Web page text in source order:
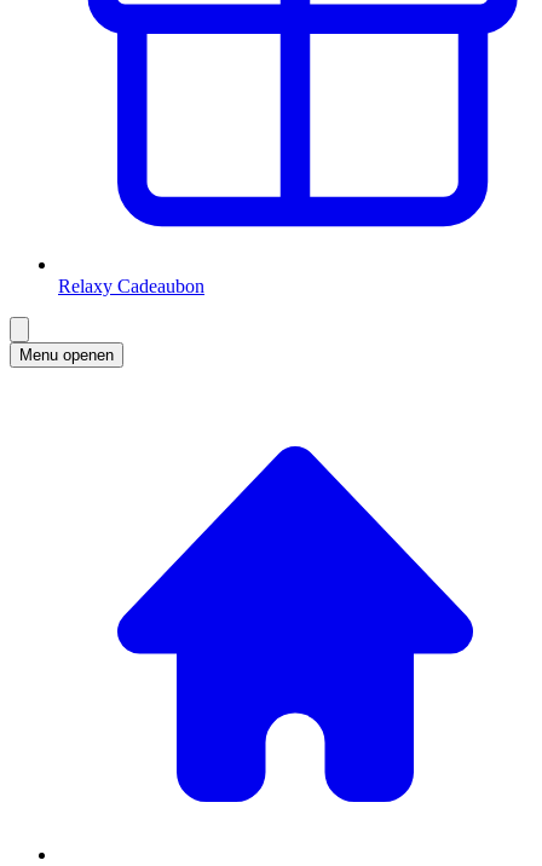
Relaxy Cadeaubon
Menu openen